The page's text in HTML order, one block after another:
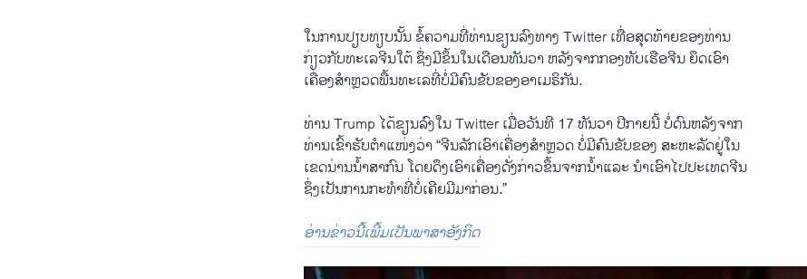
ໃນ​ການ​ປຽບທຽບນັ້ນ ​ຂໍ້ຄວາມທີ່​ທ່ານ​ຂຽນລົງ​ທາງ Twitter ເທື່ອສຸດ​ທ້າ​ຍຂອງທ່າ​ນ
ກ່ຽວ​ກັບ​ທະ​ເລ​ຈີນ​ໃຕ້ ​ຊຶ່ງມີຂຶ້ນ​ໃນ​ເດືອນ​ທັນວາ​ ຫລັງຈາກກອງທັບ​ເຮືອ​ຈີນ ຍຶດ​ເອົາ
​ເຄື່ອງສຳ​ຫຼວດພື້ນທະ​ເລ​ທີ່​ບໍ່​ມີ​ຄົນ​ຂັບ​ຂອງອາ​ເມຣິກັນ​.
ທ່ານ Trump ​ໄດ້ຂຽນ​ລົງ​ໃນ Twitter ເມື່ອ​ວັນ​ທີ 17 ທັນວາ ປີ​ກາຍ​ນີ້ ​ບໍ່​ດົນຫລັງ​ຈາກ
​ທ່ານ​ເຂົ້າ​ຮັບ​ຕຳ​ແໜ່​ງວ່າ “ຈີນ​ລັກ​ເອົາ​ເຄື່ອງສຳ​ຫຼວດ ບໍ່​ມີ​ຄົນ​ຂັບ​ຂອງ ສະຫະລັດຢູ່ໃນ
​ເຂດນ່ານ​ນໍ້າສາກົນ ​ໂດຍດຶງ​ເອົາເຄື່ອງ​ດັ່ງກ່າວຂຶ້ນ​ຈາກ​ນໍ້າແລະ ​ນຳເອົາ​ໄປປະ​ເທດຈີນ
ຊຶ່ງ​ເປັນ​ການ​ກະທຳທີ່​ບໍ່​ເຄີຍມີ​ມາ​ກ່ອນ.”
ອ່ານຂ່າວນີ້ເພີ້ມເປັນພາສາອັງກິດ